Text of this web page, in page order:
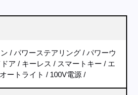
パワーステアリング
パワーウ
ア キーレス スマートキー
エ
オートライト 100V電源